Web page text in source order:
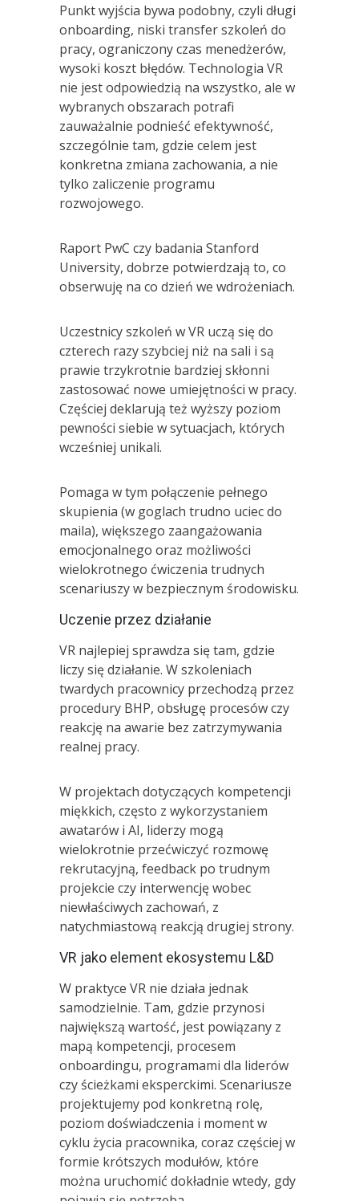
Punkt wyjścia bywa podobny, czyli długi
onboarding, niski transfer szkoleń do
pracy, ograniczony czas menedżerów,
wysoki koszt błędów. Technologia VR
nie jest odpowiedzią na wszystko, ale w
wybranych obszarach potrafi
zauważalnie podnieść efektywność,
szczególnie tam, gdzie celem jest
konkretna zmiana zachowania, a nie
tylko zaliczenie programu
rozwojowego.
Raport PwC czy badania Stanford
University, dobrze potwierdzają to, co
obserwuję na co dzień we wdrożeniach.
Uczestnicy szkoleń w VR uczą się do
czterech razy szybciej niż na sali i są
prawie trzykrotnie bardziej skłonni
zastosować nowe umiejętności w pracy.
Częściej deklarują też wyższy poziom
pewności siebie w sytuacjach, których
wcześniej unikali.
Pomaga w tym połączenie pełnego
skupienia (w goglach trudno uciec do
maila), większego zaangażowania
emocjonalnego oraz możliwości
wielokrotnego ćwiczenia trudnych
scenariuszy w bezpiecznym środowisku.
Uczenie przez działanie
VR najlepiej sprawdza się tam, gdzie
liczy się działanie. W szkoleniach
twardych pracownicy przechodzą przez
procedury BHP, obsługę procesów czy
reakcję na awarie bez zatrzymywania
realnej pracy.
W projektach dotyczących kompetencji
miękkich, często z wykorzystaniem
awatarów i AI, liderzy mogą
wielokrotnie przećwiczyć rozmowę
rekrutacyjną, feedback po trudnym
projekcie czy interwencję wobec
niewłaściwych zachowań, z
natychmiastową reakcją drugiej strony.
VR jako element ekosystemu L&D
W praktyce VR nie działa jednak
samodzielnie. Tam, gdzie przynosi
największą wartość, jest powiązany z
mapą kompetencji, procesem
onboardingu, programami dla liderów
czy ścieżkami eksperckimi. Scenariusze
projektujemy pod konkretną rolę,
poziom doświadczenia i moment w
cyklu życia pracownika, coraz częściej w
formie krótszych modułów, które
można uruchomić dokładnie wtedy, gdy